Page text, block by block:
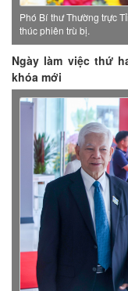
Phó Bí thư Thường trực
thúc phiên trù bị.
Ngày làm việc thứ
khóa mới